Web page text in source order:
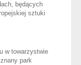
będących
sztuki
w towarzystwie
park